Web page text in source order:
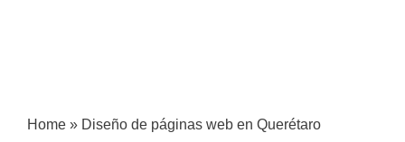
Home » Diseño de páginas web en Querétaro